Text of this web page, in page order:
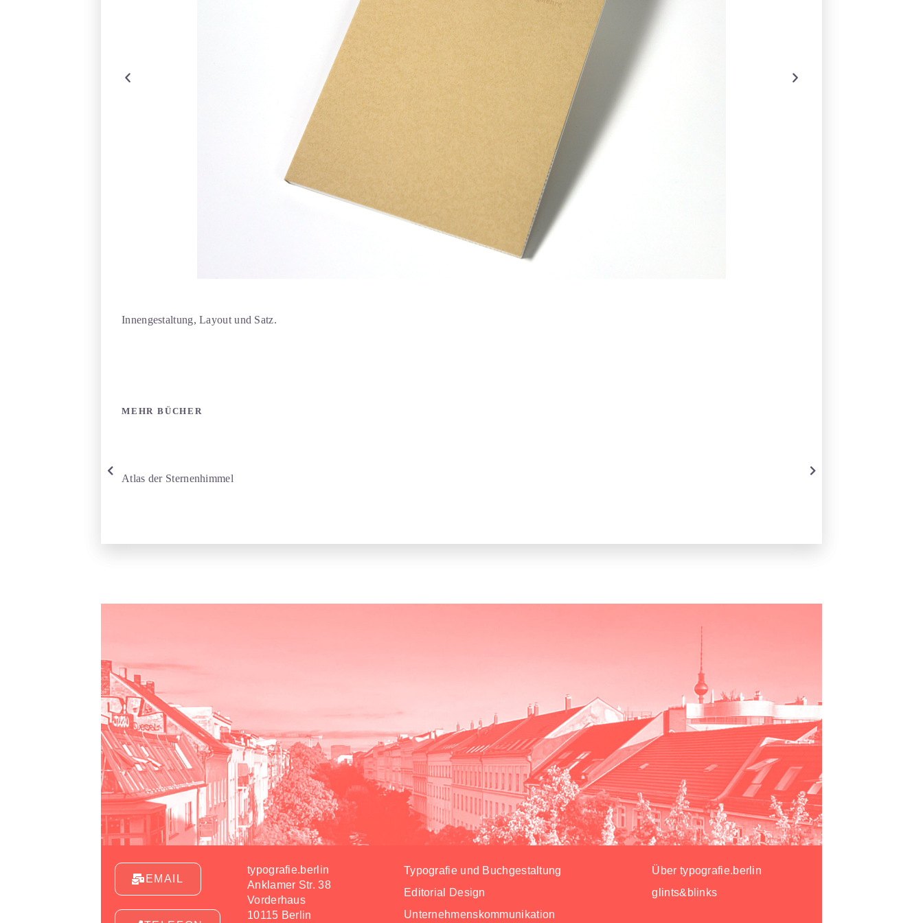
Innengestaltung, Layout und Satz.
MEHR BÜCHER
Atlas der Sternenhimmel Der Mensch und seine
EMAIL
typografie.berlin
Anklamer Str. 38
Vorderhaus
10115 Berlin
Typografie und Buchgestaltung
Editorial Design
Unternehmenskommunikation
Über typografie.berlin
glints&blinks